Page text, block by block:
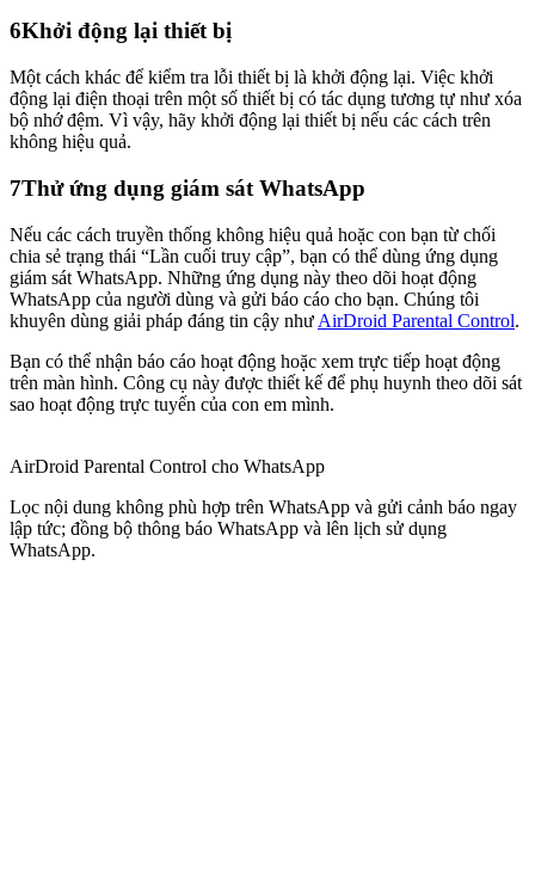
6Khởi động lại thiết bị
Một cách khác để kiểm tra lỗi thiết bị là khởi động lại. Việc khởi
động lại điện thoại trên một số thiết bị có tác dụng tương tự như xóa
bộ nhớ đệm. Vì vậy, hãy khởi động lại thiết bị nếu các cách trên
không hiệu quả.
7Thử ứng dụng giám sát WhatsApp
Nếu các cách truyền thống không hiệu quả hoặc con bạn từ chối
chia sẻ trạng thái “Lần cuối truy cập”, bạn có thể dùng ứng dụng
giám sát WhatsApp. Những ứng dụng này theo dõi hoạt động
WhatsApp của người dùng và gửi báo cáo cho bạn. Chúng tôi
khuyên dùng giải pháp đáng tin cậy như AirDroid Parental Control.
Bạn có thể nhận báo cáo hoạt động hoặc xem trực tiếp hoạt động
trên màn hình. Công cụ này được thiết kế để phụ huynh theo dõi sát
sao hoạt động trực tuyến của con em mình.
AirDroid Parental Control cho WhatsApp
Lọc nội dung không phù hợp trên WhatsApp và gửi cảnh báo ngay
lập tức; đồng bộ thông báo WhatsApp và lên lịch sử dụng
WhatsApp.